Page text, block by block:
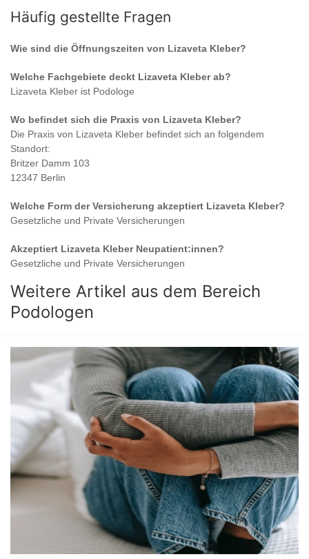
Häufig gestellte Fragen
Wie sind die Öffnungszeiten von Lizaveta Kleber?
Welche Fachgebiete deckt Lizaveta Kleberab?
Lizaveta Kleber ist Podologe
Wo befindet sich die Praxis von Lizaveta Kleber?
Die Praxis von Lizaveta Kleber befindet sich an folgendem
Standort:
Britzer Damm 103
12347 Berlin
Welche Form der Versicherung akzeptiert Lizaveta Kleber?
Gesetzliche und Private Versicherungen
Akzeptiert Lizaveta KleberNeupatient:innen?
Gesetzliche und Private Versicherungen
Weitere Artikel aus dem Bereich
Podologen